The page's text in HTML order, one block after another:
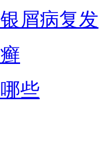
屑病复发
些